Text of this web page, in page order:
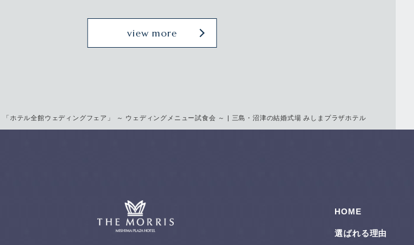
「ホテル全館ウェディングフェア」 ～ ウェディングメニュー試食会 ～ | 三島・沼津の結婚式場 みしまプラザホテル
view more
HOME
選ばれる理由